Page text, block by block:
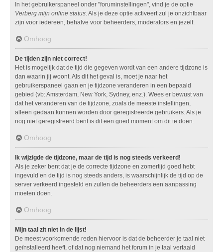
In het gebruikerspaneel onder "foruminstellingen", vind je de optie
Verberg mijn online status . Als je deze optie activeert zul je onzichtbaar
zijn voor iedereen, behalve voor beheerders, moderators en jezelf.
Omhoog
De tijden zijn niet correct!
Het is mogelijk dat de tijd die gegeven wordt van een andere tijdzone is
dan waarin jij woont. Als dit het geval is, moet je naar het
gebruikerspaneel gaan en je tijdzone veranderen in een bepaald
gebied (vb: Amsterdam, New York, Sydney, enz.). Wees er bewust van
dat het veranderen van de tijdzone, zoals de meeste instellingen,
alleen gedaan kunnen worden door geregistreerde gebruikers. Als je
nog niet geregistreerd bent is dit een goed moment om dit te doen.
Omhoog
Ik wijzigde de tijdzone, maar de tijd is nog steeds verkeerd!
Als je zeker bent dat je de correcte tijdzone en zomertijd goed hebt
ingevuld en de tijd is nog steeds anders, is waarschijnlijk de tijd op de
server verkeerd ingesteld en zullen de beheerders een aanpassing
moeten doen.
Omhoog
Mijn taal zit niet in de lijst!
De meest voorkomende reden hiervoor is dat de beheerder je taal niet
geïnstalleerd heeft, of dat nog niemand het forum in je taal vertaald